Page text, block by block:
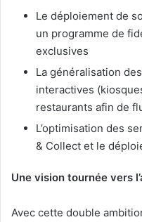
Le déploiement de
un programme de
exclusives
La généralisation
interactives
restaurants afin de
L’optimisation des
& Collect et le
Une vision tournée vers
Avec cette double